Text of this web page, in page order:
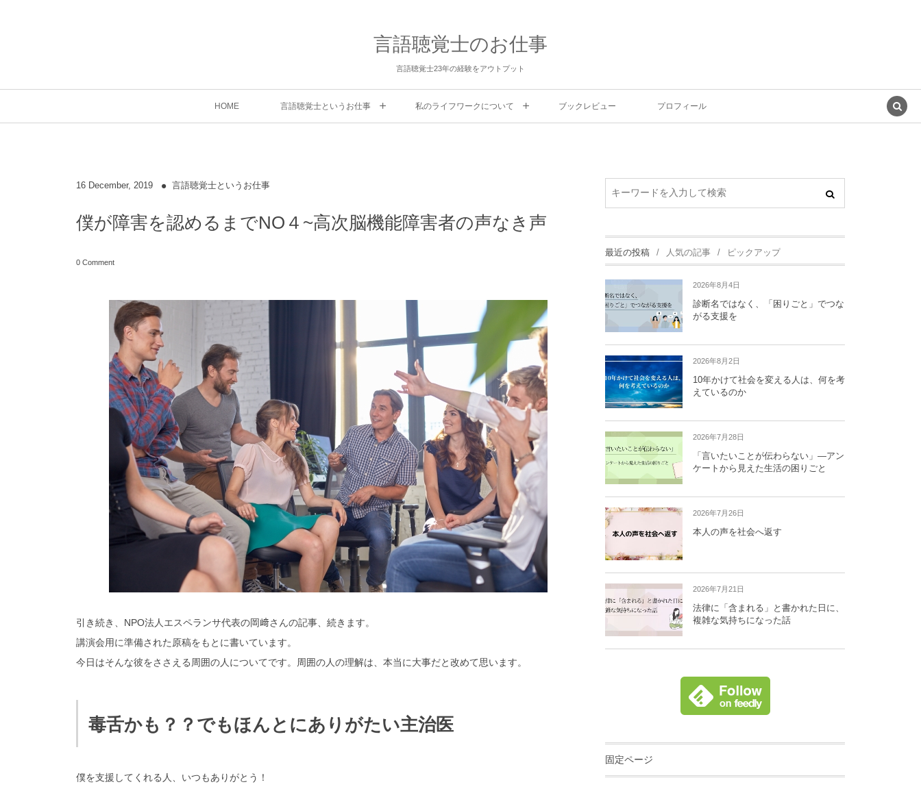
言語聴覚士のお仕事
言語聴覚士23年の経験をアウトプット
HOME 言語聴覚士というお仕事 私のライフワークについて ブックレビュー プロフィール
16 December, 2019 言語聴覚士というお仕事
僕が障害を認めるまでNO４~高次脳機能障害者の声なき声
0 Comment
引き続き、NPO法人エスペランサ代表の岡﨑さんの記事、続きます。
講演会用に準備された原稿をもとに書いています。
今日はそんな彼をささえる周囲の人についてです。周囲の人の理解は、本当に大事だと改めて思います。
毒舌かも？？でもほんとにありがたい主治医
僕を支援してくれる人、いつもありがとう！
最近の投稿 人気の記事 ピックアップ
2026年8月4日
診断名ではなく、「困りごと」でつな
がる支援を
2026年8月2日
10年かけて社会を変える人は、何を考
えているのか
2026年7月28日
「言いたいことが伝わらない」―アン
ケートから見えた生活の困りごと
2026年7月26日
本人の声を社会へ返す
2026年7月21日
法律に「含まれる」と書かれた日に、
複雑な気持ちになった話
固定ページ